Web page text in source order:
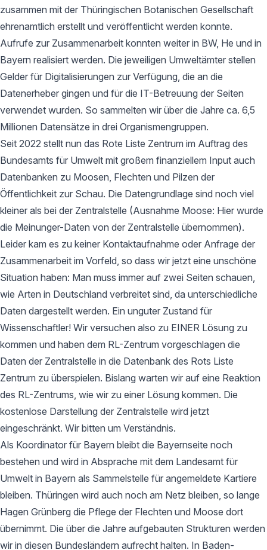
zusammen mit der Thüringischen Botanischen Gesellschaft
ehrenamtlich erstellt und veröffentlicht werden konnte.
Aufrufe zur Zusammenarbeit konnten weiter in BW, He und in
Bayern realisiert werden. Die jeweiligen Umweltämter stellen
Gelder für Digitalisierungen zur Verfügung, die an die
Datenerheber gingen und für die IT-Betreuung der Seiten
verwendet wurden. So sammelten wir über die Jahre ca. 6,5
Millionen Datensätze in drei Organismengruppen.
Seit 2022 stellt nun das Rote Liste Zentrum im Auftrag des
Bundesamts für Umwelt mit großem finanziellem Input auch
Datenbanken zu Moosen, Flechten und Pilzen der
Öffentlichkeit zur Schau. Die Datengrundlage sind noch viel
kleiner als bei der Zentralstelle (Ausnahme Moose: Hier wurde
die Meinunger-Daten von der Zentralstelle übernommen).
Leider kam es zu keiner Kontaktaufnahme oder Anfrage der
Zusammenarbeit im Vorfeld, so dass wir jetzt eine unschöne
Situation haben: Man muss immer auf zwei Seiten schauen,
wie Arten in Deutschland verbreitet sind, da unterschiedliche
Daten dargestellt werden. Ein unguter Zustand für
Wissenschaftler! Wir versuchen also zu EINER Lösung zu
kommen und haben dem RL-Zentrum vorgeschlagen die
Daten der Zentralstelle in die Datenbank des Rots Liste
Zentrum zu überspielen. Bislang warten wir auf eine Reaktion
des RL-Zentrums, wie wir zu einer Lösung kommen. Die
kostenlose Darstellung der Zentralstelle wird jetzt
eingeschränkt. Wir bitten um Verständnis.
Als Koordinator für Bayern bleibt die Bayernseite noch
bestehen und wird in Absprache mit dem Landesamt für
Umwelt in Bayern als Sammelstelle für angemeldete Kartiere
bleiben. Thüringen wird auch noch am Netz bleiben, so lange
Hagen Grünberg die Pflege der Flechten und Moose dort
übernimmt. Die über die Jahre aufgebauten Strukturen werden
wir in diesen Bundesländern aufrecht halten. In Baden-